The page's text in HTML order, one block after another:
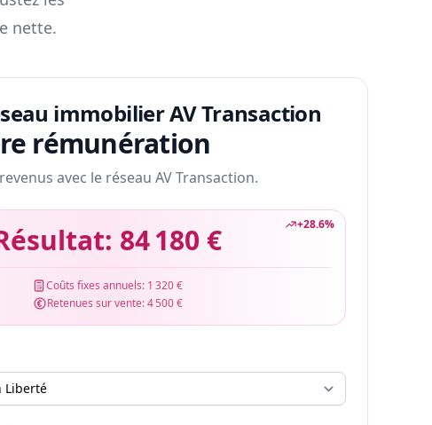
nette.
immobilier AV Transaction
rémunération
avec le réseau AV Transaction.
+28.6%
84 180 €
Coûts fixes annuels: 1 320 €
Retenues sur vente:4 500 €